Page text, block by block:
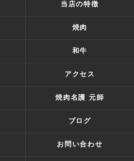
当店の特徴
焼肉
和牛
アクセス
焼肉名護 元師
ブログ
お問い合わせ